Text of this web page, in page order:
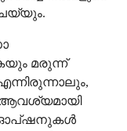
മരുന്ന്
ആവശ്യമായി
ഓപ്ഷനുകൾ